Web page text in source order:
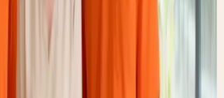
划分与评价规范》起草单位。
委家政服务业提质扩容“领跑者”企
网+生活性”服务示范企业；上海市
范机构。